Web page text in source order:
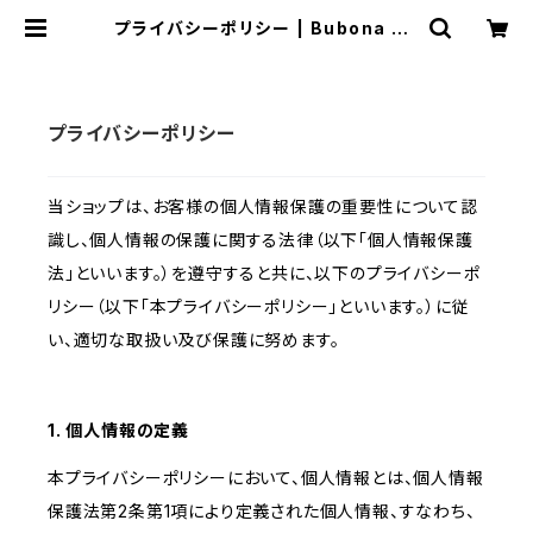
プライバシーポリシー | Bubona De
プライバシーポリシー
当ショップは、お客様の個人情報保護の重要性について認
識し、個人情報の保護に関する法律（以下「個人情報保護
法」といいます。）を遵守すると共に、以下のプライバシーポ
リシー（以下「本プライバシーポリシー」といいます。）に従
い、適切な取扱い及び保護に努めます。
1. 個人情報の定義
本プライバシーポリシーにおいて、個人情報とは、個人情報
保護法第2条第1項により定義された個人情報、すなわち、